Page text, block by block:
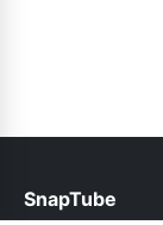
SnapTube